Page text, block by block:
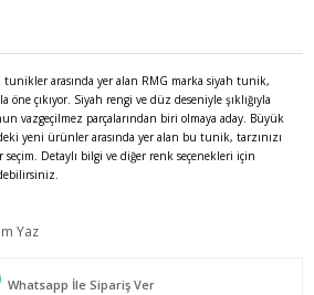
tunikler arasında yer alan RMG marka siyah tunik,
öne çıkıyor. Siyah rengi ve düz deseniyle şıklığıyla
vazgeçilmez parçalarından biri olmaya aday. Büyük
yeni ürünler arasında yer alan bu tunik, tarzınızı
Detaylı bilgi ve diğer renk seçenekleri için
Yaz
Whatsapp İle Sipariş Ver